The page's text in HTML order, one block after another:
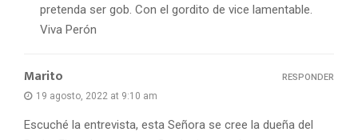
pretenda ser gob. Con el gordito de vice lamentable.
Viva Perón
Marito
19 agosto, 2022 at 9:10 am
Escuché la entrevista, esta Señora se cree la dueña del
RESPONDER